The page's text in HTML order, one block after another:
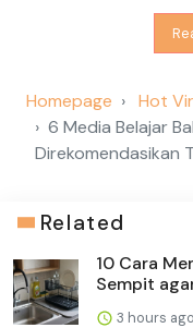
Homepage
Hot
6 Media Belajar
Direkomendasikan
Related
10 Cara
Sempit
3 hours ago